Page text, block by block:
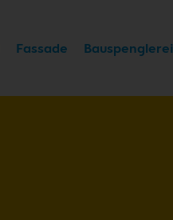
Fassade Bauspenglerei